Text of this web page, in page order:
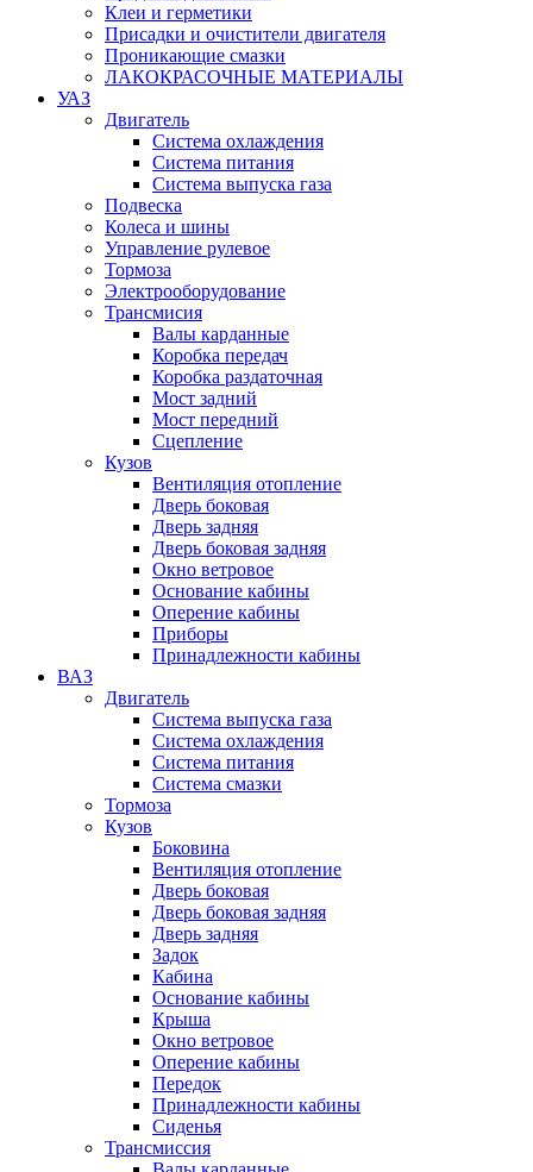
Клеи и герметики
Присадки и очистители двигателя
Проникающие смазки
ЛАКОКРАСОЧНЫЕ МАТЕРИАЛЫ
УАЗ
Двигатель
Система охлаждения
Система питания
Система выпуска газа
Подвеска
Колеса и шины
Управление рулевое
Тормоза
Электрооборудование
Трансмисия
Валы карданные
Коробка передач
Коробка раздаточная
Мост задний
Мост передний
Сцепление
Кузов
Вентиляция отопление
Дверь боковая
Дверь задняя
Дверь боковая задняя
Окно ветровое
Основание кабины
Оперение кабины
Приборы
Принадлежности кабины
ВАЗ
Двигатель
Система выпуска газа
Система охлаждения
Система питания
Система смазки
Тормоза
Кузов
Боковина
Вентиляция отопление
Дверь боковая
Дверь боковая задняя
Дверь задняя
Задок
Кабина
Основание кабины
Крыша
Окно ветровое
Оперение кабины
Передок
Принадлежности кабины
Сиденья
Трансмиссия